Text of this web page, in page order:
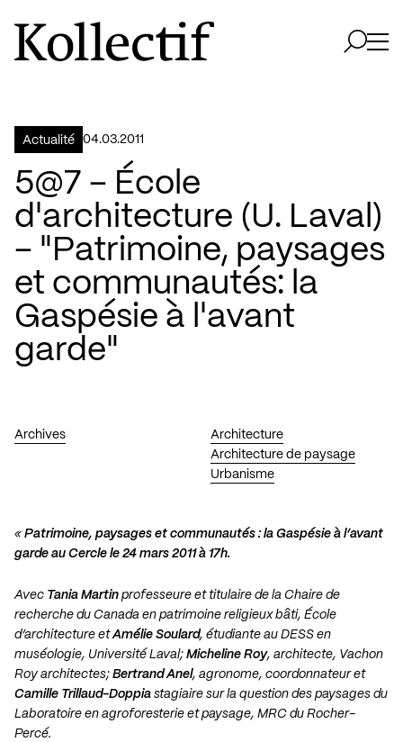
Aller à la page d'accueil
Logo Kollectif
Actualité 04.03.2011
5@7 – École
d'architecture (U. Laval)
– "Patrimoine, paysages
et communautés: la
Gaspésie à l'avant
garde"
Archives
Architecture
Architecture de paysage
Urbanisme
« Patrimoine, paysages et communautés : la Gaspésie à l’avant
garde au Cercle le 24 mars 2011 à 17h.
Avec Tania Martin professeure et titulaire de la Chaire de
recherche du Canada en patrimoine religieux bâti, École
d’architecture etAmélie Soulard, étudiante au DESS en
muséologie, Université Laval; Micheline Roy, architecte, Vachon
Roy architectes; Bertrand Anel, agronome, coordonnateur et
Camille Trillaud-Doppia stagiaire sur la question des paysages du
Laboratoire en agroforesterie et paysage, MRC du Rocher-
Percé.